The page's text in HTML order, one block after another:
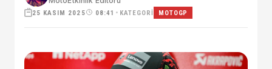
25 KASIM 2025 08:41 • KATEGORI MOTOGP